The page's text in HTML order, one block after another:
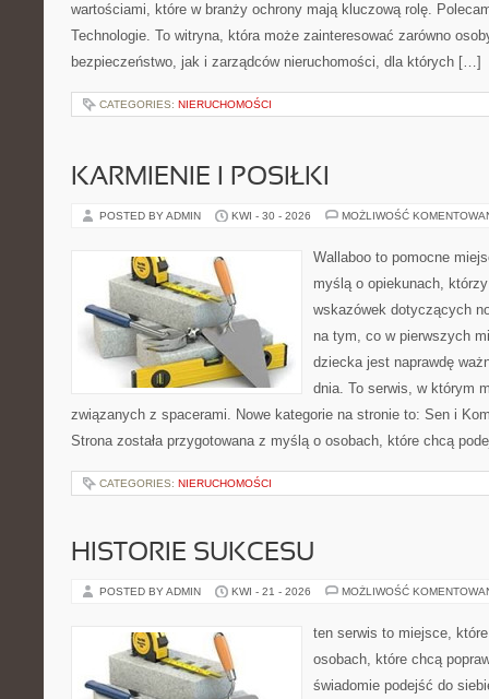
wartościami, które w branży ochrony mają kluczową rolę.
Technologie. To witryna, która może zainteresować zarówno
bezpieczeństwo, jak i zarządców nieruchomości, dla których […]
CATEGORIES: NIERUCHOMOŚCI
KARMIENIE I POSIŁKI
POSTED BY ADMIN KWI - 30 - 2026 MOŻLIWOŚĆ
Wallaboo to pomocne
myślą o opiekunach,
wskazówek dotyczących
na tym, co w pierwszych
dziecka jest naprawdę
dnia. To serwis, w którym
związanych z spacerami. Nowe kategorie na stronie to: Sen i
Strona została przygotowana z myślą o osobach, które chcą
CATEGORIES: NIERUCHOMOŚCI
HISTORIE SUKCESU
POSTED BY ADMIN KWI - 21 - 2026 MOŻLIWOŚĆ
ten serwis to miejsce,
osobach, które chcą
świadomie podejść do